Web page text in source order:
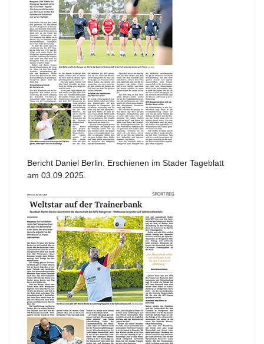
Bericht Daniel Berlin. Erschienen im Stader Tageblatt
am 03.09.2025.